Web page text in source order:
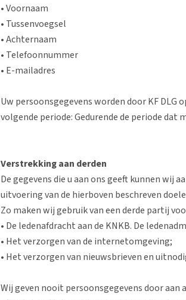
• Voornaam
• Tussenvoegsel
• Achternaam
• Telefoonnummer
• E-mailadres
Uw persoonsgegevens worden door KF
volgende periode: Gedurende de periode dat
Verstrekking aan derden
De gegevens die u aan ons geeft kunnen wij
uitvoering van de hierboven beschreven
Zo maken wij gebruik van een derde partij
• De ledenafdracht aan de KNKB. De
• Het verzorgen van de internetomgeving;
• Het verzorgen van nieuwsbrieven en
Wij geven nooit persoonsgegevens door